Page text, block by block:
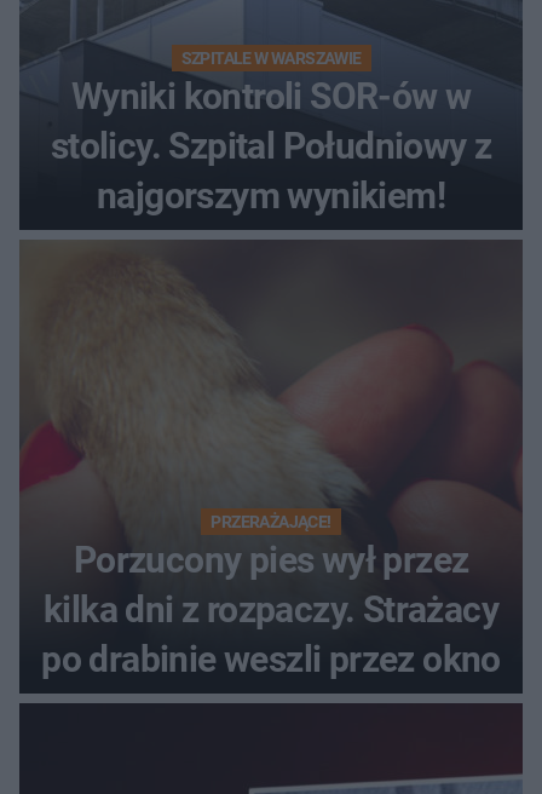
SZPITALE W WARSZAWIE
Wyniki kontroli SOR-ów w
stolicy. Szpital Południowy z
najgorszym wynikiem!
PRZERAŻAJĄCE!
Porzucony pies wył przez
kilka dni z rozpaczy. Strażacy
po drabinie weszli przez okno